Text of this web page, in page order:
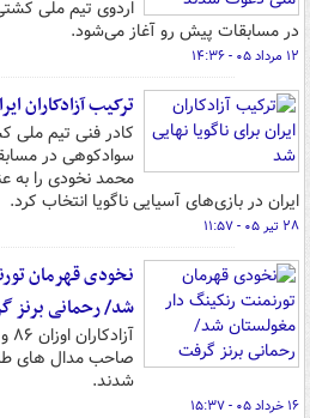
در مسابقات پیش رو آغاز می‌شود.
۱۲ مرداد ۰۵ - ۱۴:۳۶
ترکیب آزادکاران
کادر فنی تیم ملی
سوادکوهی در
ایران در بازی‌های آسیایی ناگویا انتخاب کرد.
۲۸ تیر ۰۵ - ۱۱:۵۷
نخودی قهرمان
شد/ رحمانی برنز
صاحب مدال های
شدند.
۱۶ خرداد ۰۵ - ۱۵:۳۷